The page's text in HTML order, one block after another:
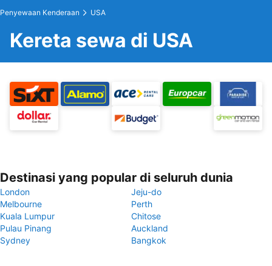
Penyewaan Kenderaan USA
Kereta sewa di USA
Destinasi yang popular di seluruh dunia
London
Jeju-do
Melbourne
Perth
Kuala Lumpur
Chitose
Pulau Pinang
Auckland
Sydney
Bangkok